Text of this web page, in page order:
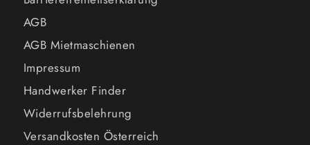
AGB
AGB Mietmaschienen
Impressum
Handwerker Finder
Widerrufsbelehrung
Versandkosten Österreich